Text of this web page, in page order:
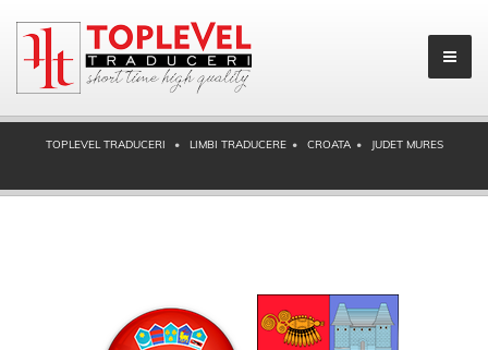
TOPLEVEL TRADUCERI LIMBI TRADUCERE CROATA JUDET MURES